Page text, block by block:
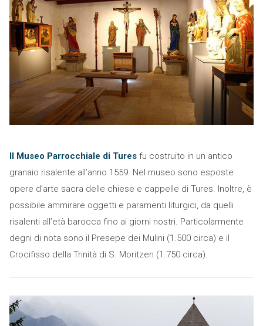
Il Museo Parrocchiale di Turesfu costruito in un antico
granaio risalente all’anno 1559. Nel museo sono esposte
opere d’arte sacra delle chiese e cappelle di Tures. Inoltre, è
possibile ammirare oggetti e paramenti liturgici, da quelli
risalenti all’età barocca fino ai giorni nostri. Particolarmente
degni di nota sono il Presepe dei Mulini (1.500 circa) e il
Crocifisso della Trinità di S. Moritzen (1.750 circa).